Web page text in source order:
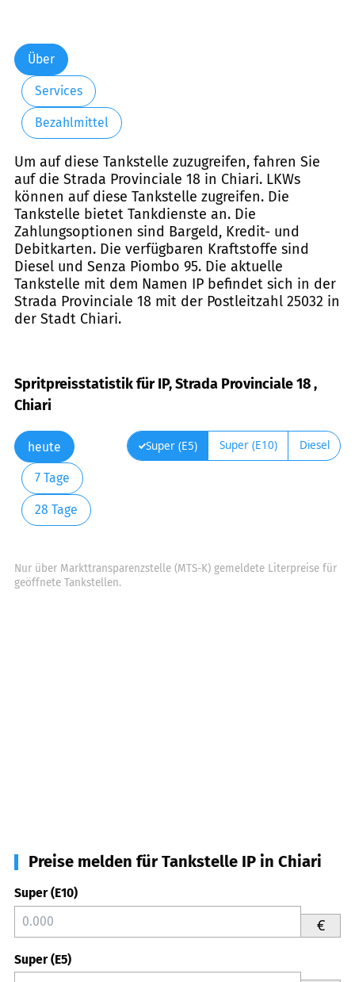
Über
Services
Bezahlmittel
Um auf diese Tankstelle zuzugreifen, fahren Sie
auf die Strada Provinciale 18 in Chiari. LKWs
können auf diese Tankstelle zugreifen. Die
Tankstelle bietet Tankdienste an. Die
Zahlungsoptionen sind Bargeld, Kredit- und
Debitkarten. Die verfügbaren Kraftstoffe sind
Diesel und Senza Piombo 95. Die aktuelle
Tankstelle mit dem Namen IP befindet sich in der
Strada Provinciale 18 mit der Postleitzahl 25032 in
der Stadt Chiari.
Spritpreisstatistik für IP, Strada Provinciale 18 ,
Chiari
heute
7 Tage
28 Tage
Super (E5) Super (E10) Diesel
Nur über Markttransparenzstelle (MTS-K) gemeldete Literpreise für
geöffnete Tankstellen.
Preise melden für Tankstelle IP in Chiari
Super (E10)
€
Super (E5)